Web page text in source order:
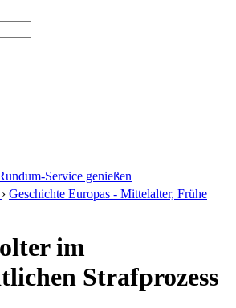
Service genießen
› Geschichte Europas - Mittelalter, Frühe
im
Strafprozess